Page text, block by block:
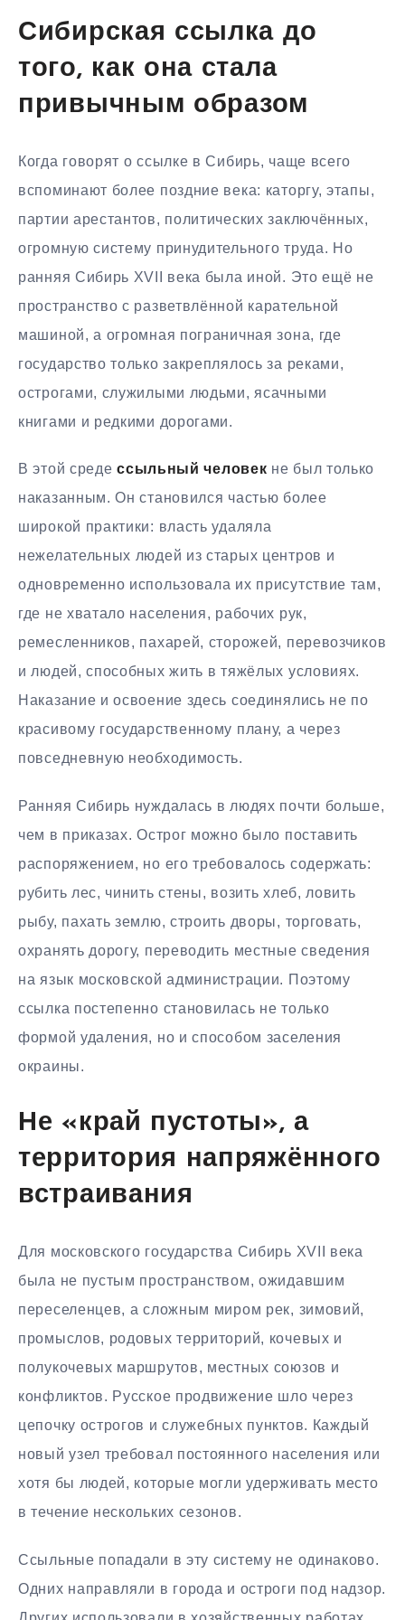
Сибирская ссылка до
того, как она стала
привычным образом
Когда говорят о ссылке в Сибирь, чаще всего
вспоминают более поздние века: каторгу, этапы,
партии арестантов, политических заключённых,
огромную систему принудительного труда. Но
ранняя Сибирь XVII века была иной. Это ещё не
пространство с разветвлённой карательной
машиной, а огромная пограничная зона, где
государство только закреплялось за реками,
острогами, служилыми людьми, ясачными
книгами и редкими дорогами.
В этой средессыльный человек не был только
наказанным. Он становился частью более
широкой практики: власть удаляла
нежелательных людей из старых центров и
одновременно использовала их присутствие там,
где не хватало населения, рабочих рук,
ремесленников, пахарей, сторожей, перевозчиков
и людей, способных жить в тяжёлых условиях.
Наказание и освоение здесь соединялись не по
красивому государственному плану, а через
повседневную необходимость.
Ранняя Сибирь нуждалась в людях почти больше,
чем в приказах. Острог можно было поставить
распоряжением, но его требовалось содержать:
рубить лес, чинить стены, возить хлеб, ловить
рыбу, пахать землю, строить дворы, торговать,
охранять дорогу, переводить местные сведения
на язык московской администрации. Поэтому
ссылка постепенно становилась не только
формой удаления, но и способом заселения
окраины.
Не «край пустоты», а
территория напряжённого
встраивания
Для московского государства Сибирь XVII века
была не пустым пространством, ожидавшим
переселенцев, а сложным миром рек, зимовий,
промыслов, родовых территорий, кочевых и
полукочевых маршрутов, местных союзов и
конфликтов. Русское продвижение шло через
цепочку острогов и служебных пунктов. Каждый
новый узел требовал постоянного населения или
хотя бы людей, которые могли удерживать место
в течение нескольких сезонов.
Ссыльные попадали в эту систему не одинаково.
Одних направляли в города и остроги под надзор.